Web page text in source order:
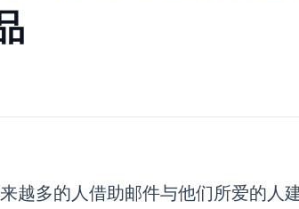
越多的人借助邮件与他们所爱的人